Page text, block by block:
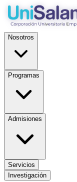
Nosotros
Programas
Admisiones
Servicios
Investigación